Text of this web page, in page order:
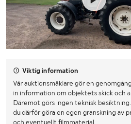
Viktig information
Vår auktionsmäklare gör en
in information om objektets skick och
Däremot görs ingen teknisk
du därför göra en egen granskning av
och eventuellt filmmaterial.